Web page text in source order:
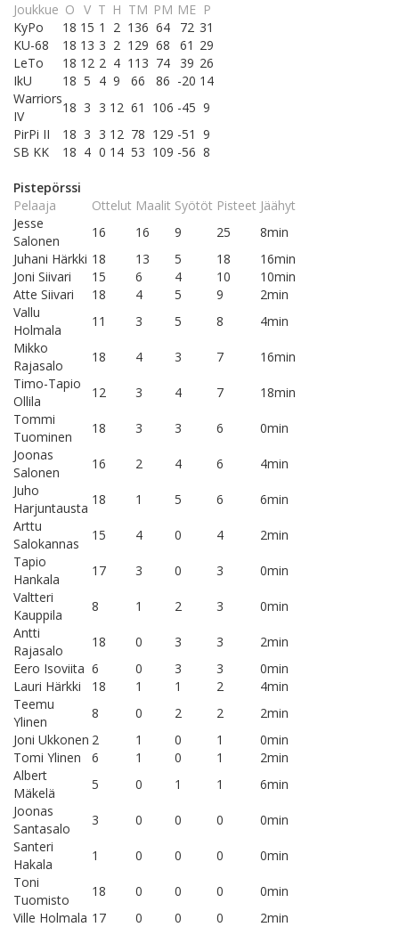
Joukkue O V T H TM PM ME P
KyPo
18 15 1 2 136 64 72 31
KU-68
18 13 3 2 129 68 61 29
LeTo
18 12 2 4 113 74 39 26
IkU
18 5 4 9 66 86 -20 14
Warriors
IV
18 3 3 12 61 106 -45 9
PirPi II
18 3 3 12 78 129 -51 9
SB KK
18 4 0 14 53 109 -56 8
Pistepörssi
Pelaaja
Ottelut Maalit Syötöt Pisteet Jäähyt
Jesse
Salonen
16 16 9 25
8min
Juhani Härkki 18 13 5 18
16min
Joni Siivari
15 6 4 10
10min
Atte Siivari
18 4 5 9
2min
Vallu
Holmala
11 3 5 8
4min
Mikko
Rajasalo
18 4 3 7
16min
Timo-Tapio
Ollila
12 3 4 7
18min
Tommi
Tuominen
18 3 3 6
0min
Joonas
Salonen
16 2 4 6
4min
Juho
Harjuntausta
18 1 5 6
6min
Arttu
Salokannas
15 4 0 4
2min
Tapio
Hankala
17 3 0 3
0min
Valtteri
Kauppila
8 1 2 3
0min
Antti
Rajasalo
18 0 3 3
2min
Eero Isoviita 6 0 3 3
0min
Lauri Härkki
18 1 1 2
4min
Teemu
Ylinen
8 0 2 2
2min
Joni Ukkonen 2 1 0 1
0min
Tomi Ylinen
6 1 0 1
2min
Albert
Mäkelä
5 0 1 1
6min
Joonas
Santasalo
3 0 0 0
0min
Santeri
Hakala
1 0 0 0
0min
Toni
Tuomisto
18 0 0 0
0min
Ville Holmala 17 0 0 0 2min